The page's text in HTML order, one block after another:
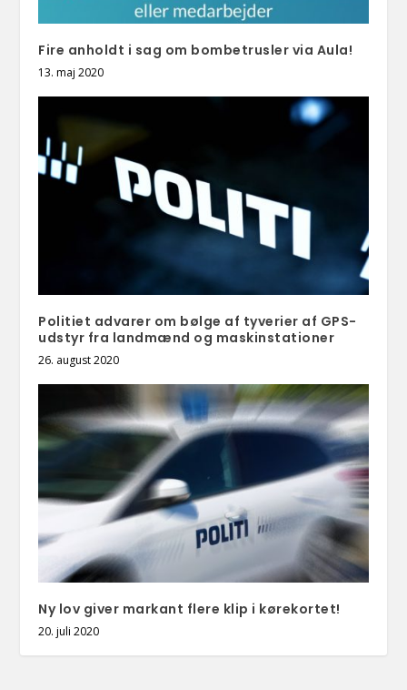
Fire anholdt i sag om bombetrusler via Aula!
13. maj 2020
Politiet advarer om bølge af tyverier af GPS-
udstyr fra landmænd og maskinstationer
26. august 2020
Ny lov giver markant flere klip i kørekortet!
20. juli 2020